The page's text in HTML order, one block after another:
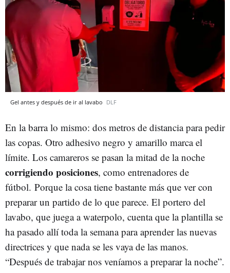
Gel antes y después de ir al lavabo DLF
En la barra lo mismo: dos metros de distancia para pedir
las copas. Otro adhesivo negro y amarillo marca el
límite. Los camareros se pasan la mitad de la noche
corrigiendo posiciones, como entrenadores de
fútbol. Porque la cosa tiene bastante más que ver con
preparar un partido de lo que parece. El portero del
lavabo, que juega a waterpolo, cuenta que la plantilla se
ha pasado allí toda la semana para aprender las nuevas
directrices y que nada se les vaya de las manos.
“Después de trabajar nos veníamos a preparar la noche”.